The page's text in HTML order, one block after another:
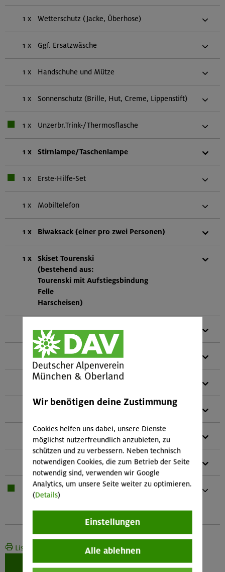
1 x Wetterschutz (Jacke, Überhose)
1 x Ggf. Ersatzwäsche
1 x Handschuhe und Mütze
1 x Sonnenschutz (Brille, Hut, Creme, Lippenstift)
1 x Unzerbr.Trink-/Thermosflasche
1 x Stirnlampe/Taschenlampe
1 x Erste-Hilfe-Set
1 x Mobiltelefon
1 x Biwaksack (einer pro zwei Personen)
1 x
Skiset Tourenski
(bestehend aus:
Tourenski mit Aufstiegsbindung
Felle
Harscheisen)
LVS-Gerät (Mehrantennen-LVS-Gerät)
Lawinenschaufel
Lawinensonde
Skitourenschuhe
Teleskopstöcke
Skitourenhelm (empfohlen)
Bei Übernachtung: Hüttenschlafsack,
Waschzeug
Und kleines Handtuch
Liste drucken
Weiter zur Buchung
Wir benötigen deine Zustimmung
Cookies helfen uns dabei, unsere Dienste
möglichst nutzerfreundlich anzubieten, zu
schützen und zu verbessern. Neben technisch
notwendigen Cookies, die zum Betrieb der Seite
notwendig sind, verwenden wir Google
Analytics, um unsere Seite weiter zu optimieren.
(Details)
Einstellungen
Alle ablehnen